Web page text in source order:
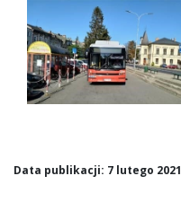
Data publikacji: 7 lutego 2021